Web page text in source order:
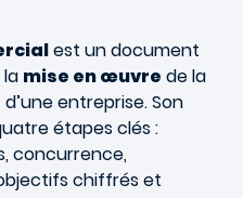
est un document
mise en œuvre de la
d’une entreprise. Son
étapes clés :
concurrence,
chiffrés et